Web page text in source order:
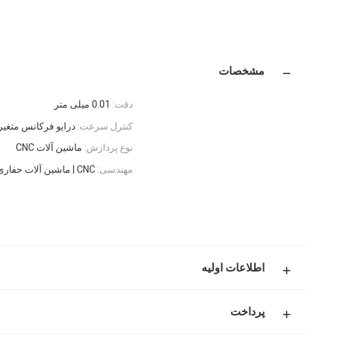
مشخصات
دقت: 0.01 میلی متر
کنترل سرعت: درایو فرکانس متغیر
نوع پردازش: ماشین آلات CNC
مهندسی: CNC | ماشین آلات حفاری
اطلاعات اولیه
پرداخت